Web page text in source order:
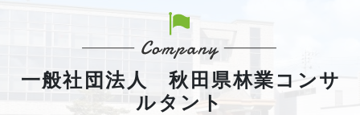
一般社団法人 秋田県林業コンサ
ルタント